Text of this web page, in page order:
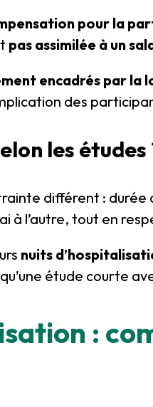
pour la
pas assimilée à un
encadrés par la
des
les études
différent : durée
à l’autre, tout en
nuits
qu’une étude courte
: